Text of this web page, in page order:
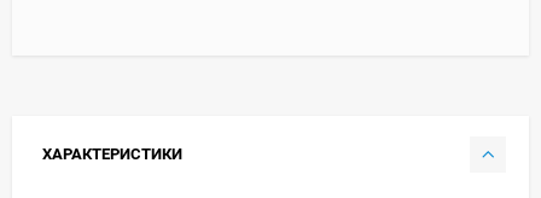
ХАРАКТЕРИСТИКИ